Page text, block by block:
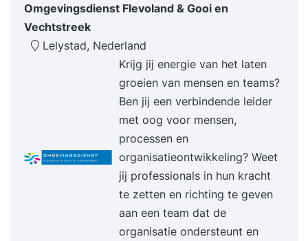
jezelf waardoor je gewenst gedrag niet laat zien
en hoe kun je dat ineffectieve gedrag
doorbreken? Op welke wijze helpt de kunst van
het omdenken jou bij het realiseren van je
doelen? Hoe doorloop jij bij tegenslag of
verandering de fasen van ontkenning, weerstand
en kansen zien naar proactiviteit? Wat zijn
vragen en/of klachten die jij krijgt van anderen en
hoe kun je die voorkomen door proactief
handelen? Hoe kun je jouw invloed en
overtuigingskracht vergroten? Je maakt kennis
met de zes beïnvloedingsstrategieën van Robert
Cialdini. Hoe vertaal je jouw sterke punten in
Omgevingsdienst Flevoland & Gooi en
Vechtstreek
Lelystad, Nederland
Krijg jij energie van het laten
groeien van mensen en teams?
Ben jij een verbindende leider
met oog voor mensen,
processen en
organisatieontwikkeling? Weet
jij professionals in hun kracht
te zetten en richting te geven
aan een team dat de
organisatie ondersteunt en